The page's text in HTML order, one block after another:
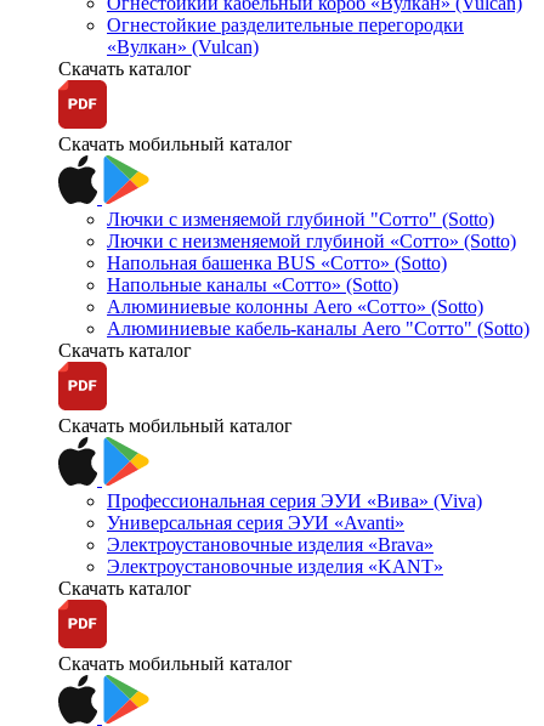
Огнестойкие разделительные перегородки
«Вулкан» (Vulcan)
Скачать каталог
Скачать мобильный каталог
Лючки с изменяемой глубиной "Сотто" (Sotto)
Лючки с неизменяемой глубиной «Сотто» (Sotto)
Напольная башенка BUS «Сотто» (Sotto)
Напольные каналы «Сотто» (Sotto)
Алюминиевые колонны Aero «Сотто» (Sotto)
Алюминиевые кабель-каналы Aero "Сотто" (Sotto)
Скачать каталог
Скачать мобильный каталог
Профессиональная серия ЭУИ «Вива» (Viva)
Универсальная серия ЭУИ «Avanti»
Электроустановочные изделия «Brava»
Электроустановочные изделия «KANT»
Скачать каталог
Скачать мобильный каталог